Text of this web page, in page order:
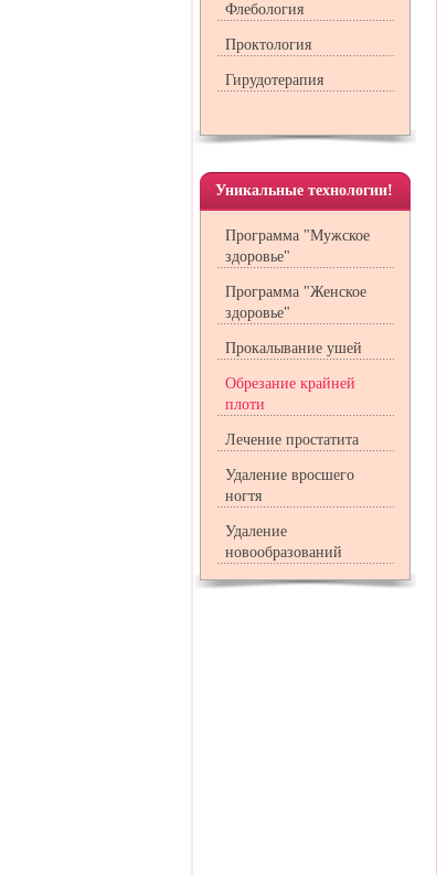
Флебология
Проктология
Гирудотерапия
Уникальные технологии!
Программа "Мужское
здоровье"
Программа "Женское
здоровье"
Прокалывание ушей
Обрезание крайней
плоти
Лечение простатита
Удаление вросшего
ногтя
Удаление
новообразований